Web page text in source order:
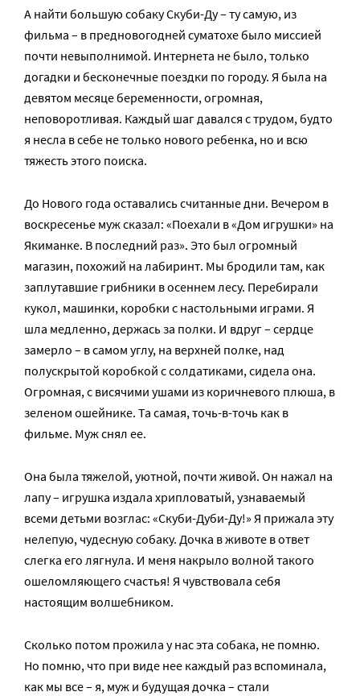
А найти большую собаку Скуби-Ду – ту самую, из
фильма – в предновогодней суматохе было миссией
почти невыполнимой. Интернета не было, только
догадки и бесконечные поездки по городу. Я была на
девятом месяце беременности, огромная,
неповоротливая. Каждый шаг давался с трудом, будто
я несла в себе не только нового ребенка, но и всю
тяжесть этого поиска.
До Нового года оставались считанные дни. Вечером в
воскресенье муж сказал: «Поехали в «Дом игрушки» на
Якиманке. В последний раз». Это был огромный
магазин, похожий на лабиринт. Мы бродили там, как
заплутавшие грибники в осеннем лесу. Перебирали
кукол, машинки, коробки с настольными играми. Я
шла медленно, держась за полки. И вдруг – сердце
замерло – в самом углу, на верхней полке, над
полускрытой коробкой с солдатиками, сидела она.
Огромная, с висячими ушами из коричневого плюша, в
зеленом ошейнике. Та самая, точь-в-точь как в
фильме. Муж снял ее.
Она была тяжелой, уютной, почти живой. Он нажал на
лапу – игрушка издала хрипловатый, узнаваемый
всеми детьми возглас: «Скуби-Дуби-Ду!» Я прижала эту
нелепую, чудесную собаку. Дочка в животе в ответ
слегка его лягнула. И меня накрыло волной такого
ошеломляющего счастья! Я чувствовала себя
настоящим волшебником.
Сколько потом прожила у нас эта собака, не помню.
Но помню, что при виде нее каждый раз вспоминала,
как мы все – я, муж и будущая дочка – стали